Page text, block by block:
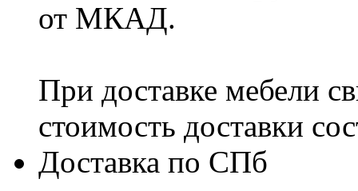
от МКАД.
При доставке мебели
стоимость доставки
Доставка по СПб